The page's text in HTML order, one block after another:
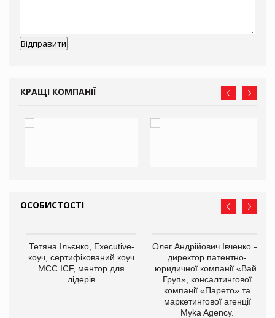
КРАЩІ КОМПАНІЇ
ОСОБИСТОСТІ
Тетяна Ільєнко, Executive-
коуч, сертифікований коуч
МСС ICF, ментор для
лідерів
Олег Андрійович Івченко —
директор патентно-
юридичної компанії «Вайз
Груп», консалтингової
компанії «Парето» та
маркетингової агенції
Myka Agency.